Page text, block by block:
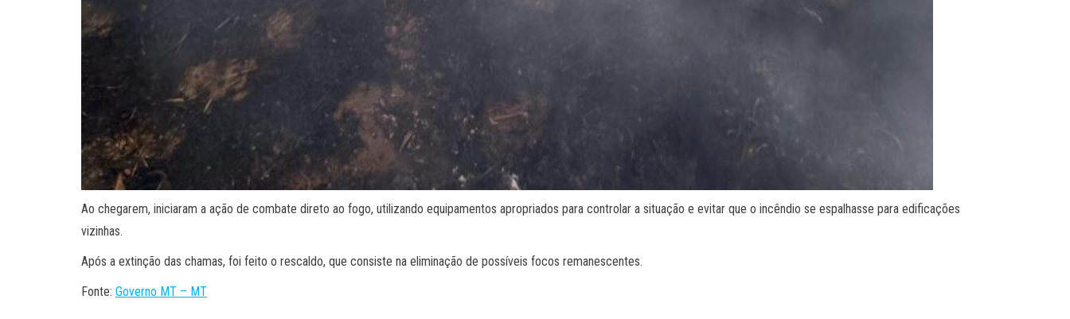
Ao chegarem, iniciaram a ação de combate direto ao fogo, utilizando equipamentos apropriados para controlar a situação e evitar que o incêndio se espalhasse para edificações
vizinhas.
Após a extinção das chamas, foi feito o rescaldo, que consiste na eliminação de possíveis focos remanescentes.
Fonte: Governo MT – MT